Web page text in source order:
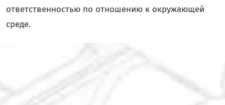
ответственностью по отношению к окружающей
среде.